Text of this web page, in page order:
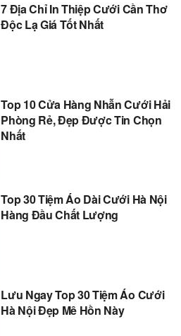
7 Địa Chỉ In Thiệp Cưới Cần Thơ
Độc Lạ Giá Tốt Nhất
Top 10 Cửa Hàng Nhẫn Cưới Hải
Phòng Rẻ, Đẹp Được Tin Chọn
Nhất
Top 30 Tiệm Áo Dài Cưới Hà Nội
Hàng Đầu Chất Lượng
Lưu Ngay Top 30 Tiệm Áo Cưới
Hà Nội Đẹp Mê Hồn Này